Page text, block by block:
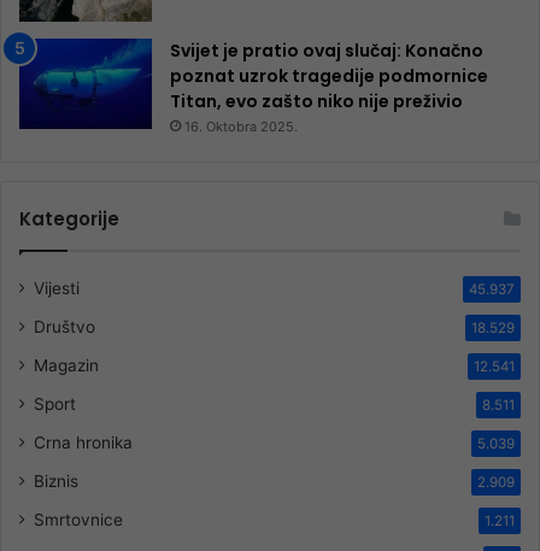
Svijet je pratio ovaj slučaj: Konačno
poznat uzrok tragedije podmornice
Titan, evo zašto niko nije preživio
16. Oktobra 2025.
Kategorije
Vijesti 45.937
Društvo 18.529
Magazin 12.541
Sport 8.511
Crna hronika 5.039
Biznis 2.909
Smrtovnice 1.211